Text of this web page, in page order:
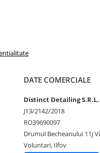
DATE COMERCIALE
Distinct Detailing S.R.L.
J13/2142/2018
RO39690097
Drumul Becheanului 11j
Voluntari, Ilfov